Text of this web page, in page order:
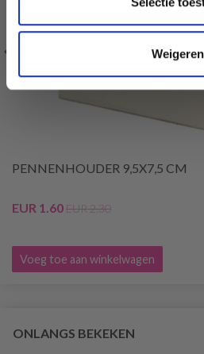
Weigeren
PENNENHOUDER 9,5X7,5 CM
EUR 1.60EUR 2.30
Voeg toe aan winkelwagen
ONLANGS BEKEKEN